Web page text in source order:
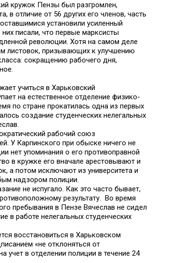
кружок Пензы был разгромлен,
в отличие от 56 других его членов, часть
установили усиленный
писали, что первые марксисты
революции. Хотя на самом деле
листовок, призывающих к улучшению
сокращению рабочего дня,
учиться в Харьковский
на естественное отделение физико-
по стране прокатилась одна из первых
создание студенческих нелегальных
рабочий союз
У Карпинского при обыске ничего не
нет упоминания о его противоправной
в кружке его вначале арестовывают и
а потом исключают из университета и
надзором полиции.
не испугало. Как это часто бывает,
результату. Во время
пребывания в Пензе Вячеслав не сидел
в работе нелегальных студенческих
восстановиться в Харьковском
«не отклоняться от
учет в отделении полиции в течение 24